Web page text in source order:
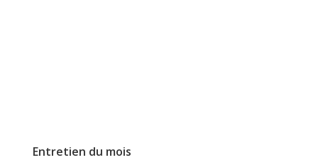
Entretien du mois